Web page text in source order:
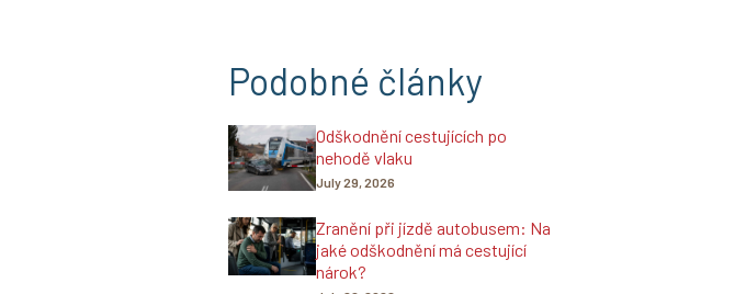
Podobné články
Odškodnění cestujících po
nehodě vlaku
July 29, 2026
Zranění při jízdě autobusem: Na
jaké odškodnění má cestující
nárok?